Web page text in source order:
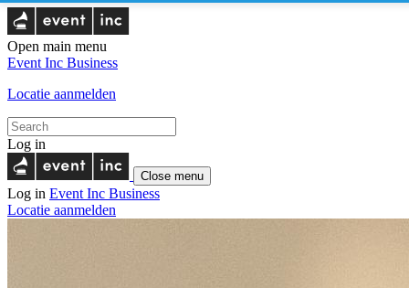
Open main menu
Event Inc Business
Locatie aanmelden
Log in
Close menu
Log in Event Inc Business
Locatie aanmelden